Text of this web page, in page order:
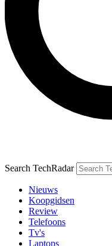
Search TechRadar
Nieuws
Koopgidsen
Review
Telefoons
Tv's
Laptops